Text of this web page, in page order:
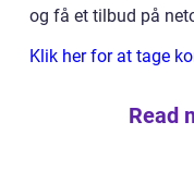
og få et tilbud på
Klik her for at tage
Read